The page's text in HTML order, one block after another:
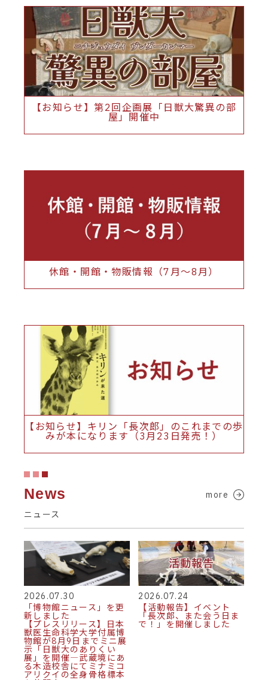
【お知らせ】第2回企画展「日獣大驚異の部
屋」開催中
休館・開館・物販情報（7月～8月）
【お知らせ】キリン「長次郎」のこれまでの歩
みが本になります（3月23日発売！）
News
ニュース
more
2026.07.30
「博物館ニュース」を更
新しました
【プレスリリース】日本
獣医生命科学大学付属博
物館が8月9日までミニ展
示「日獣大のありくい
展」を開催―武蔵境にあ
る木造校舎にてミナミコ
アリクイの全身骨格標本
2026.07.24
【活動報告】イベント
「長次郎、また会う日ま
で！」を開催しました